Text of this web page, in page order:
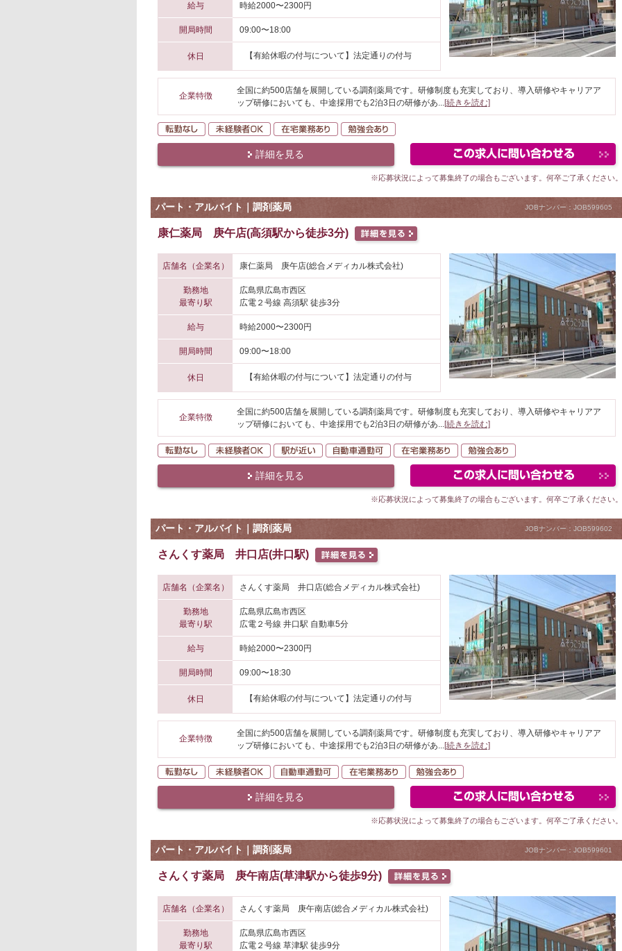
給与 時給2000〜2300円
開局時間 09:00〜18:00
休日 【有給休暇の付与について】法定通りの付与
企業特徴
全国に約500店舗を展開している調剤薬局です。研修制度も充実しており、導入研修やキャリアア
ップ研修においても、中途採用でも2泊3日の研修があ...[続きを読む]
転勤なし 未経験者OK 在宅業務あり
詳細を見る
※応募状況によって募集終了の場合もございます。何卒ご了承ください。
パート・アルバイト｜調剤薬局 JOBナンバー：JOB599605
康仁薬局 庚午店(高須駅から徒歩3分)
店舗名（企業名） 康仁薬局 庚午店(総合メディカル株式会社)
勤務地
最寄り駅
広島県広島市西区
広電２号線 高須駅 徒歩3分
給与 時給2000〜2300円
開局時間 09:00〜18:00
休日 【有給休暇の付与について】法定通りの付与
企業特徴
全国に約500店舗を展開している調剤薬局です。研修制度も充実しており、導入研修やキャリアア
ップ研修においても、中途採用でも2泊3日の研修があ...[続きを読む]
転勤なし 未経験者OK 駅が近い 自動車通勤可 在宅業務あり
詳細を見る
※応募状況によって募集終了の場合もございます。何卒ご了承ください。
パート・アルバイト｜調剤薬局 JOBナンバー：JOB599602
さんくす薬局 井口店(井口駅)
店舗名（企業名） さんくす薬局 井口店(総合メディカル株式会社)
勤務地
最寄り駅
広島県広島市西区
広電２号線 井口駅 自動車5分
給与 時給2000〜2300円
開局時間 09:00〜18:30
休日 【有給休暇の付与について】法定通りの付与
企業特徴
全国に約500店舗を展開している調剤薬局です。研修制度も充実しており、導入研修やキャリアア
ップ研修においても、中途採用でも2泊3日の研修があ...[続きを読む]
転勤なし 未経験者OK 自動車通勤可 在宅業務あり
詳細を見る
※応募状況によって募集終了の場合もございます。何卒ご了承ください。
パート・アルバイト｜調剤薬局 JOBナンバー：JOB599601
さんくす薬局 庚午南店(草津駅から徒歩9分)
店舗名（企業名） さんくす薬局 庚午南店(総合メディカル株式会社)
勤務地
最寄り駅
広島県広島市西区
広電２号線 草津駅 徒歩9分